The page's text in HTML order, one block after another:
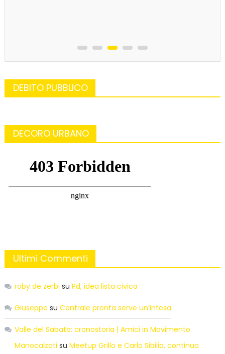
DEBITO PUBBLICO
DECORO URBANO
Ultimi Commenti
roby de zerbi su Pd, idea lista civica
Giuseppe su Centrale pronta serve un’intesa
Valle del Sabato: cronostoria | Amici in Movimento
Manocalzati su Meetup Grillo e Carlo Sibilia, continua